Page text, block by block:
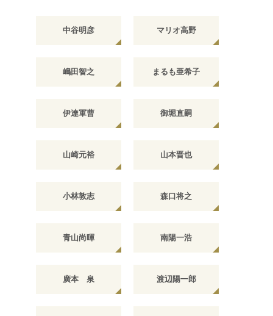
中谷明彦 マリオ高野
嶋田智之 まるも亜希子
伊達軍曹 御堀直嗣
山崎元裕 山本晋也
小林敦志 森口将之
青山尚暉 南陽一浩
廣本 泉 渡辺陽一郎